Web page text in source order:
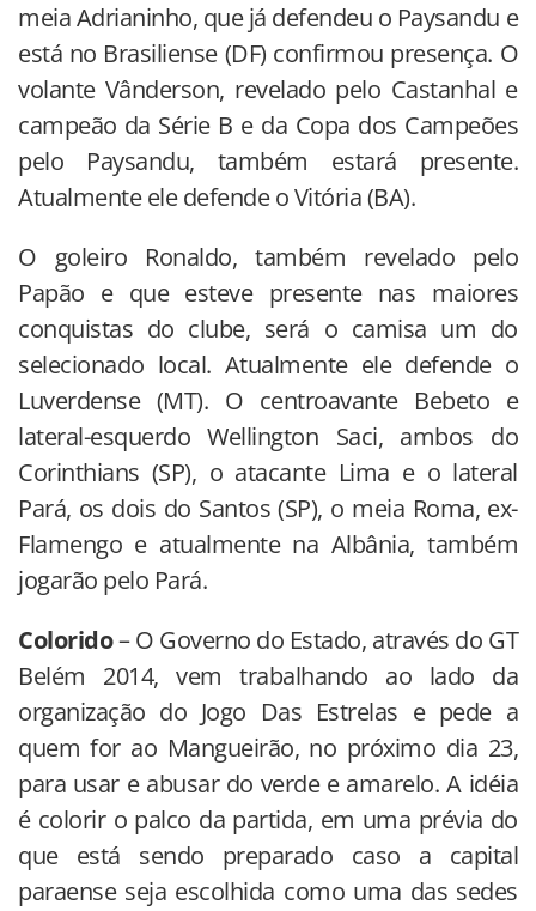
meia Adrianinho, que já defendeu o Paysandu e
está no Brasiliense (DF) confirmou presença. O
volante Vânderson, revelado pelo Castanhal e
campeão da Série B e da Copa dos Campeões
pelo Paysandu, também estará presente.
Atualmente ele defende o Vitória (BA).
O goleiro Ronaldo, também revelado pelo
Papão e que esteve presente nas maiores
conquistas do clube, será o camisa um do
selecionado local. Atualmente ele defende o
Luverdense (MT). O centroavante Bebeto e
lateral-esquerdo Wellington Saci, ambos do
Corinthians (SP), o atacante Lima e o lateral
Pará, os dois do Santos (SP), o meia Roma, ex-
Flamengo e atualmente na Albânia, também
jogarão pelo Pará.
Colorido– O Governo do Estado, através do GT
Belém 2014, vem trabalhando ao lado da
organização do Jogo Das Estrelas e pede a
quem for ao Mangueirão, no próximo dia 23,
para usar e abusar do verde e amarelo. A idéia
é colorir o palco da partida, em uma prévia do
que está sendo preparado caso a capital
paraense seja escolhida como uma das sedes